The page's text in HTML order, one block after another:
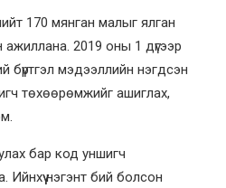
170 мянган малыг ялган
ажиллана. 2019 оны 1 дүгээр
бүртгэл мэдээллийн нэгдсэн
төхөөрөмжийг ашиглах,
бар код уншигч
Ийнхүү нэгэнт бий болсон